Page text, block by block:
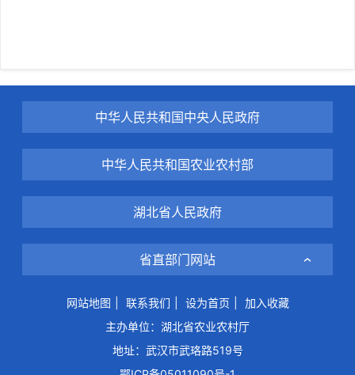
中华人民共和国中央人民政府
中华人民共和国农业农村部
湖北省人民政府
省直部门网站
网站地图 联系我们 设为首页
加入收藏
主办单位：湖北省农业农村厅
地址：武汉市武珞路519号